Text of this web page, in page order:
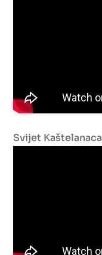
Svijet Kaštelanaca